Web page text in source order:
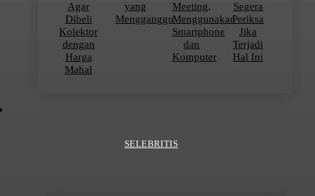
Agar
Dibeli
Kolektor
dengan
Harga
Mahal
yang
Mengganggu
Meeting,
Menggunakan
Smartphone
dan
Komputer
Segera
Periksa
Jika
Terjadi
Hal Ini
SELEBRITIS